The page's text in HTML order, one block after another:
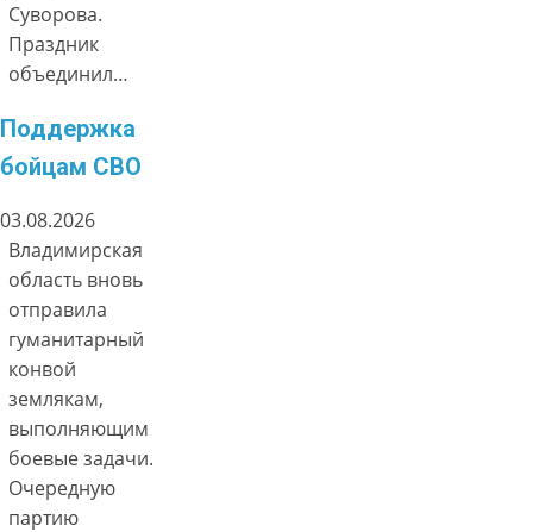
Суворова.
Праздник
объединил…
Поддержка
бойцам СВО
03.08.2026
Владимирская
область вновь
отправила
гуманитарный
конвой
землякам,
выполняющим
боевые задачи.
Очередную
партию